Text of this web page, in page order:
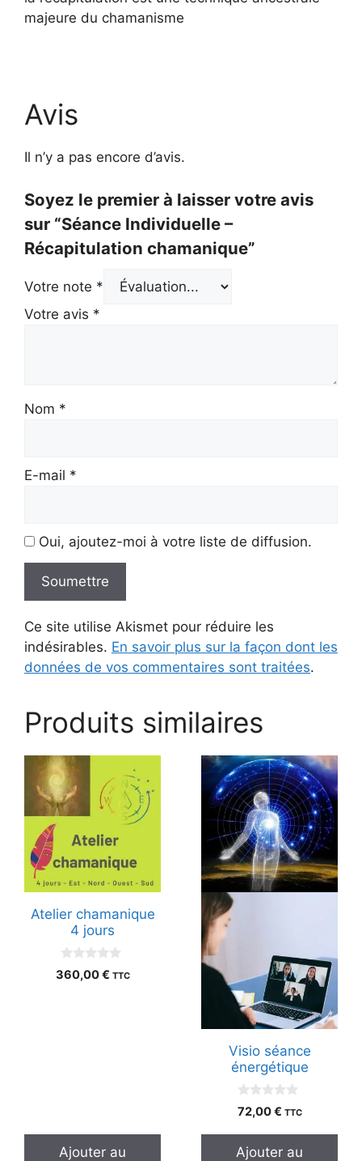
majeure du chamanisme
Avis
Il n’y a pas encore d’avis.
Soyez le premier à laisser votre avis
sur “Séance Individuelle –
Récapitulation chamanique”
Votre note *
Votre avis *
Nom *
E-mail *
Oui, ajoutez-moi à votre liste de diffusion.
Ce site utilise Akismet pour réduire les
indésirables. En savoir plus sur la façon dont les
données de vos commentaires sont traitées.
Produits similaires
Atelier chamanique
4 jours
0
s
360,00€ TTC
Ajouter au
Visio séance
énergétique
0
s
5
72,00€ TTC
Ajouter au